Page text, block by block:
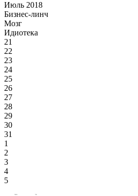
Июль 2018
Бизнес-линч
Мозг
Идиотека
21
22
23
24
25
26
27
28
29
30
31
1
2
3
4
5